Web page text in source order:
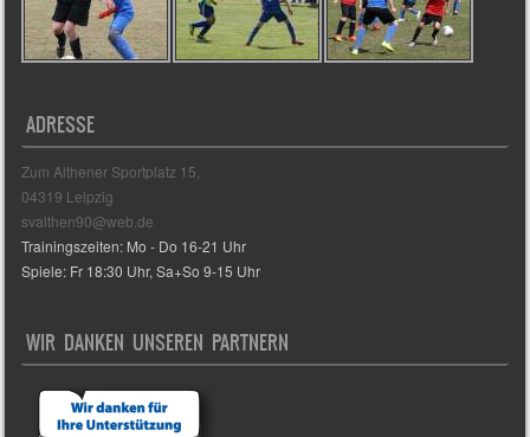
ADRESSE
Zum Althener Sportplatz 15,
04319 Leipzig
svalthen90@web.de
Trainingszeiten: Mo - Do 16-21 Uhr
Spiele: Fr 18:30 Uhr, Sa+So 9-15 Uhr
WIR DANKEN UNSEREN PARTNERN